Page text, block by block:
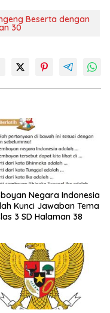
Beserta dengan
30
Negara Indonesia
Kunci Jawaban Tema
3 SD Halaman 38